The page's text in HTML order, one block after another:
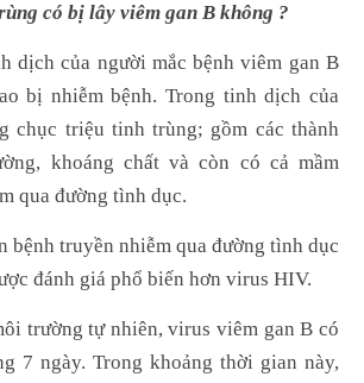
có bị lây viêm gan B không ?
dịch của người mắc bệnh viêm gan B
bị nhiễm bệnh. Trong tinh dịch của
chục triệu tinh trùng; gồm các thành
khoáng chất và còn có cả mầm
qua đường tình dục.
bệnh truyền nhiễm qua đường tình dục
đánh giá phổ biến hơn virus HIV.
trường tự nhiên, virus viêm gan B có
7 ngày. Trong khoảng thời gian này,